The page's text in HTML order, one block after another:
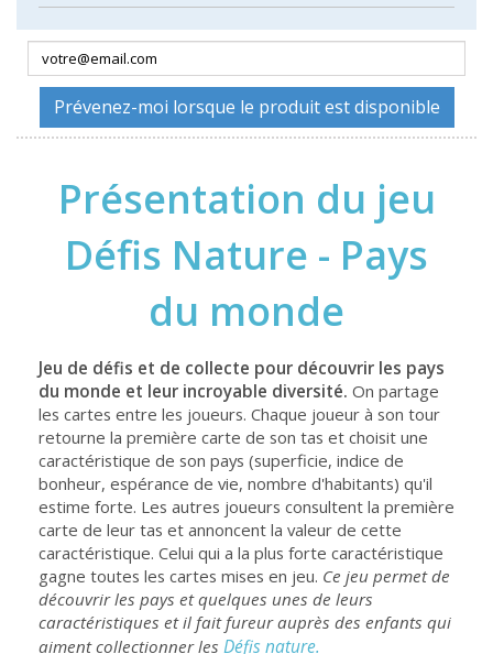
Prévenez-moi lorsque le produit est disponible
Présentation du jeu
Défis Nature - Pays
du monde
Jeu de défis et de collecte pour découvrir les pays
du monde et leur incroyable diversité. On partage
les cartes entre les joueurs. Chaque joueur à son tour
retourne la première carte de son tas et choisit une
caractéristique de son pays (superficie, indice de
bonheur, espérance de vie, nombre d'habitants) qu'il
estime forte. Les autres joueurs consultent la première
carte de leur tas et annoncent la valeur de cette
caractéristique. Celui qui a la plus forte caractéristique
gagne toutes les cartes mises en jeu. Ce jeu permet de
découvrir les pays et quelques unes de leurs
caractéristiques et il fait fureur auprès des enfants qui
aiment collectionner les Défis nature.